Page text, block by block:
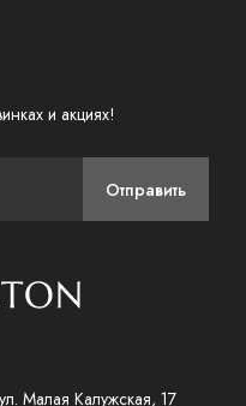
и акциях!
Отправить
Малая Калужская, 17